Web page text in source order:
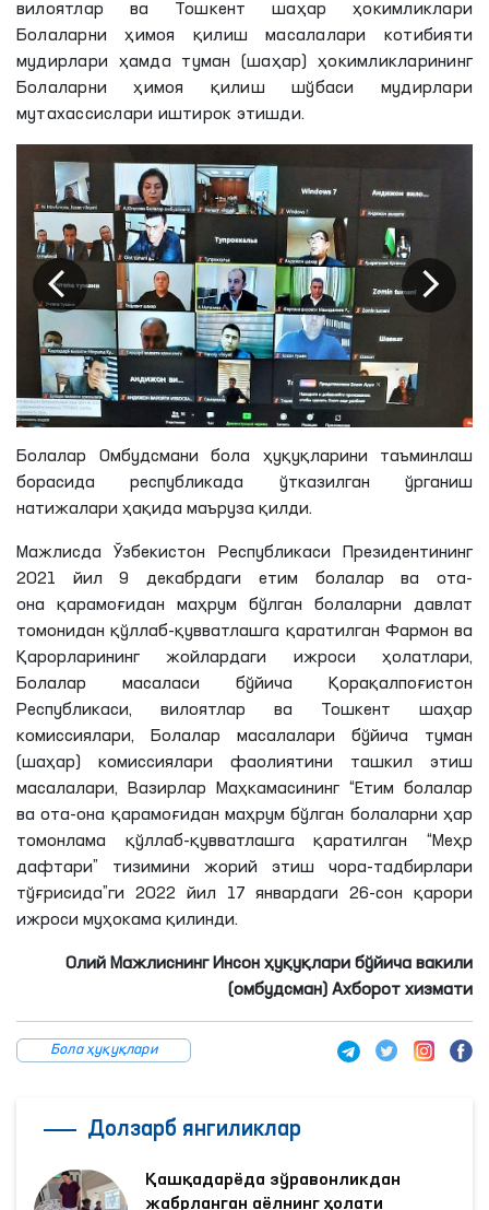
вилоятлар ва Тошкент шаҳар ҳокимликлари
Болаларни ҳимоя қилиш масалалари котибияти
мудирлари ҳамда туман (шаҳар) ҳокимликларининг
Болаларни ҳимоя қилиш шўбаси мудирлари
мутахассислари иштирок этишди.
Болалар Омбудсмани бола ҳуқуқларини таъминлаш
борасида республикада ўтказилган ўрганиш
натижалари ҳақида маъруза қилди.
Мажлисда Ўзбекистон Республикаси Президентининг
2021 йил 9 декабрдаги етим болалар ва ота-
она қарамоғидан маҳрум бўлган болаларни давлат
томонидан қўллаб-қувватлашга қаратилган Фармон ва
Қарорларининг жойлардаги ижроси ҳолатлари,
Болалар масаласи бўйича Қорақалпоғистон
Республикаси, вилоятлар ва Тошкент шаҳар
комиссиялари, Болалар масалалари бўйича туман
(шаҳар) комиссиялари фаолиятини ташкил этиш
масалалари, Вазирлар Маҳкамасининг “Етим болалар
ва ота-она қарамоғидан маҳрум бўлган болаларни ҳар
томонлама қўллаб-қувватлашга қаратилган “Меҳр
дафтари” тизимини жорий этиш чора-тадбирлари
тўғрисида”ги 2022 йил 17январдаги 26-сон қарори
ижроси муҳокама қилинди.
Олий Мажлиснинг Инсон ҳуқуқлари бўйича вакили
(омбудсман) Ахборот хизмати
Бола ҳуқуқлари
Долзарб янгиликлар
Қашқадарёда зўравонликдан
жабрланган аёлнинг ҳолати